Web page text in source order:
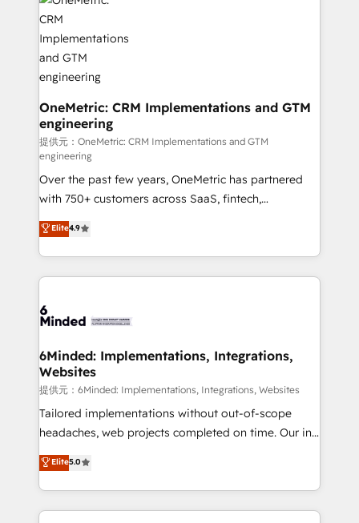
Iberia (Spain & Portugal), we combine human insight
with intelligent automation to drive sustainable
growth. Our multidisciplinary team designs solutions
that simplify complexity, boost performance, and
turn innovation into real impact. 🌍 Highlights •
HubSpot Partner since 2012 • 2022 EMEA Impact
Award: Best Integration • 150+ successful HubSpot
projects • Clients in 30+ industries • Proprietary
technology for integrations • Multilingual team:
English, Spanish, Portuguese & Italian 👉 Grow
smarter with AI and HubSpot.
OneMetric: CRM Implementations and GTM
engineering
提供元：OneMetric: CRM Implementations and GTM
engineering
Over the past few years, OneMetric has partnered
with 750+ customers across SaaS, fintech,
healthcare, real estate, and other industries. With
150+ HubSpot-certified experts, we deliver scalable
solutions to complex GTM and RevOps challenges.
Our Expertise 🔹 Onboarding & Implementation:
tailored to your GTM motion. 🔹 Migrations:
from other CRMs to HubSpot without data loss or
downtime. 🔹 RevOps Strategy: Align teams,
processes, and data to drive revenue efficiency. 🔹
Integrations: Connect HubSpot with your tech stack
for better adoption. 🔹 Custom Solutions: Build
SOC 2 Type II and ISO 27001 certified, reinforcing
our commitment to data security and compliance. At
Elite4.9
6Minded: Implementations, Integrations,
Websites
提供元：6Minded: Implementations, Integrations, Websites
Tailored implementations without out-of-scope
headaches, web projects completed on time. Our in-
house team of certified CRM architects, experts,
developers, designers, and marketers handles all
aspects of your HubSpot. ✨ 400+ global clients ✨
100+ seamless migrations from 15+ different CRMs
Elite5.0